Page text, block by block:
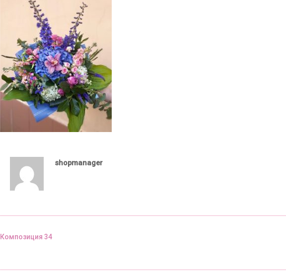
shopmanager
Композиция 34